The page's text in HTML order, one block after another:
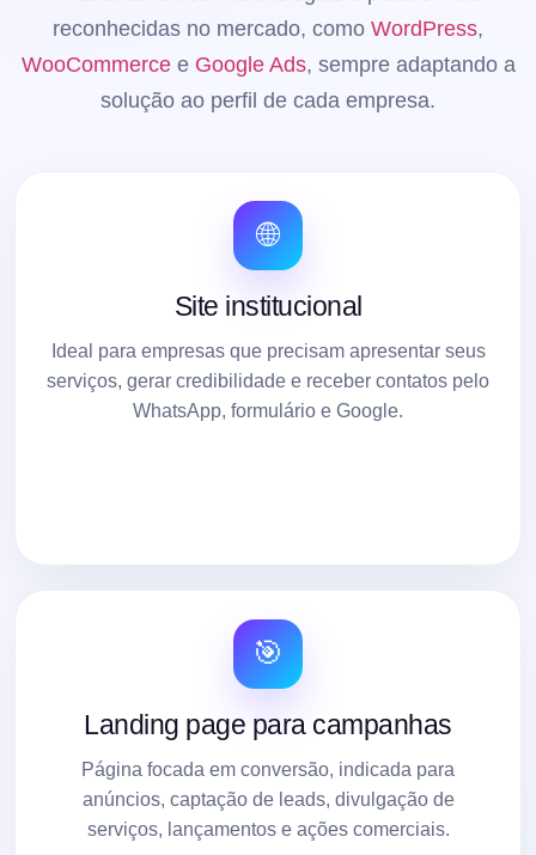
reconhecidas no mercado, como WordPress,
WooCommercee Google Ads, sempre adaptando a
solução ao perfil de cada empresa.
🌐
Site institucional
Ideal para empresas que precisam apresentar seus
serviços, gerar credibilidade e receber contatos pelo
WhatsApp, formulário e Google.
🎯
Landing page para campanhas
Página focada em conversão, indicada para
anúncios, captação de leads, divulgação de
serviços, lançamentos e ações comerciais.